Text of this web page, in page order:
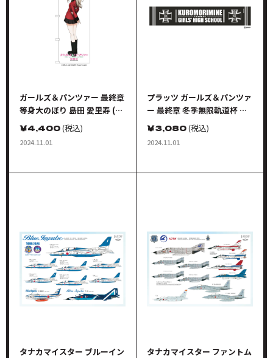
ガールズ＆パンツァー 最終章
等身大のぼり 島田 愛里寿 (聖
グロリアーナ女学院)
￥4,400(税込)
2024.11.01
プラッツ ガールズ＆パンツァ
ー 最終章 冬季無限軌道杯 黒
森峰女学園
￥3,080(税込)
2024.11.01
タナカマイスター ブルーイン
タナカマイスター ファントム